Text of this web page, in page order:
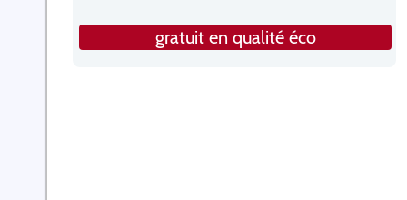
gratuit en qualité éco